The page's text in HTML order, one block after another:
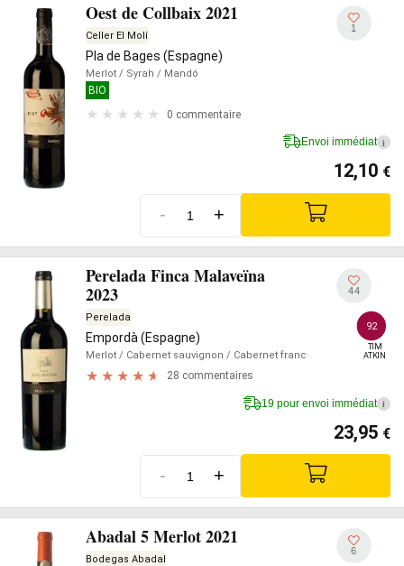
Oest de Collbaix 2021
Celler El Molí
Pla de Bages (Espagne)
Merlot / Syrah / Mandó
BIO
0 commentaire
1
Envoi immédiat i
12,10 €
- +
Perelada Finca Malaveïna
2023
Perelada
Empordà (Espagne)
Merlot / Cabernet sauvignon / Cabernet franc
28 commentaires
44
92
TIM
ATKIN
19 pour envoi immédiat i
23,95 €
- +
Abadal 5 Merlot 2021
Bodegas Abadal
6